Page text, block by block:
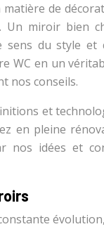
de
miroir bien
du style et
WC en un
nos conseils.
et
en pleine
nos idées et